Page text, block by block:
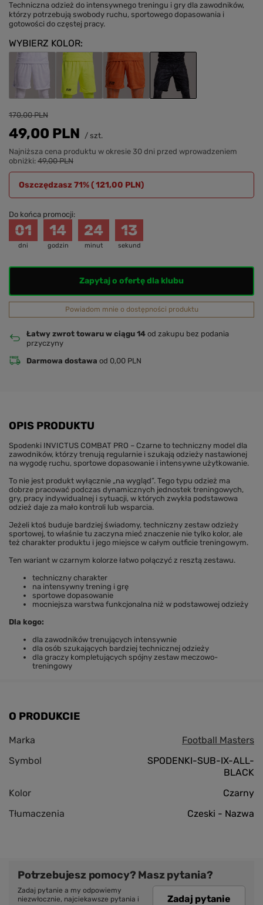
Techniczna odzież do intensywnego treningu i gry dla zawodników,
którzy potrzebują swobody ruchu, sportowego dopasowania i
gotowości do częstej pracy.
WYBIERZ KOLOR
170,00 PLN
49,00 PLN / szt.
Najniższa cena produktu w okresie 30 dni przed wprowadzeniem
obniżki: 49,00 PLN
Oszczędzasz 71% (121,00 PLN)
Do końca promocji:
dni
01
godzin
14
minut
24
sekund
13
Zapytaj o ofertę dla klubu
Powiadom mnie o dostępności produktu
Łatwy zwrot towaru w ciągu 14 od zakupu bez podania
przyczyny
Darmowa dostawa od 0,00 PLN
OPIS PRODUKTU
Spodenki INVICTUS COMBAT PRO – Czarne to techniczny model dla
zawodników, którzy trenują regularnie i szukają odzieży nastawionej
na wygodę ruchu, sportowe dopasowanie i intensywne użytkowanie.
To nie jest produkt wyłącznie „na wygląd”. Tego typu odzież ma
dobrze pracować podczas dynamicznych jednostek treningowych,
gry, pracy indywidualnej i sytuacji, w których zwykła podstawowa
odzież daje za mało kontroli lub wsparcia.
Jeżeli ktoś buduje bardziej świadomy, techniczny zestaw odzieży
sportowej, to właśnie tu zaczyna mieć znaczenie nie tylko kolor, ale
też charakter produktu i jego miejsce w całym outficie treningowym.
Ten wariant w czarnym kolorze łatwo połączyć z resztą zestawu.
techniczny charakter
na intensywny trening i grę
sportowe dopasowanie
mocniejsza warstwa funkcjonalna niż w podstawowej odzieży
Dla kogo:
dla zawodników trenujących intensywnie
dla osób szukających bardziej technicznej odzieży
dla graczy kompletujących spójny zestaw meczowo-
treningowy
O PRODUKCIE
Marka
Football Masters
Symbol
SPODENKI-SUB-IX-ALL-
BLACK
Kolor
Czarny
Tłumaczenia
Czeski - Nazwa
Potrzebujesz pomocy? Masz pytania?
Zadaj pytanie a my odpowiemy
niezwłocznie, najciekawsze pytania i
Zadaj pytanie